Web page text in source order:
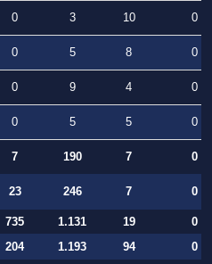
0 3 10
0
0 5 8
0
0 9 4
0
0 5 5
0
7 190 7
0
23 246 7 0
735 1.131 19
0
204 1.193 94
0